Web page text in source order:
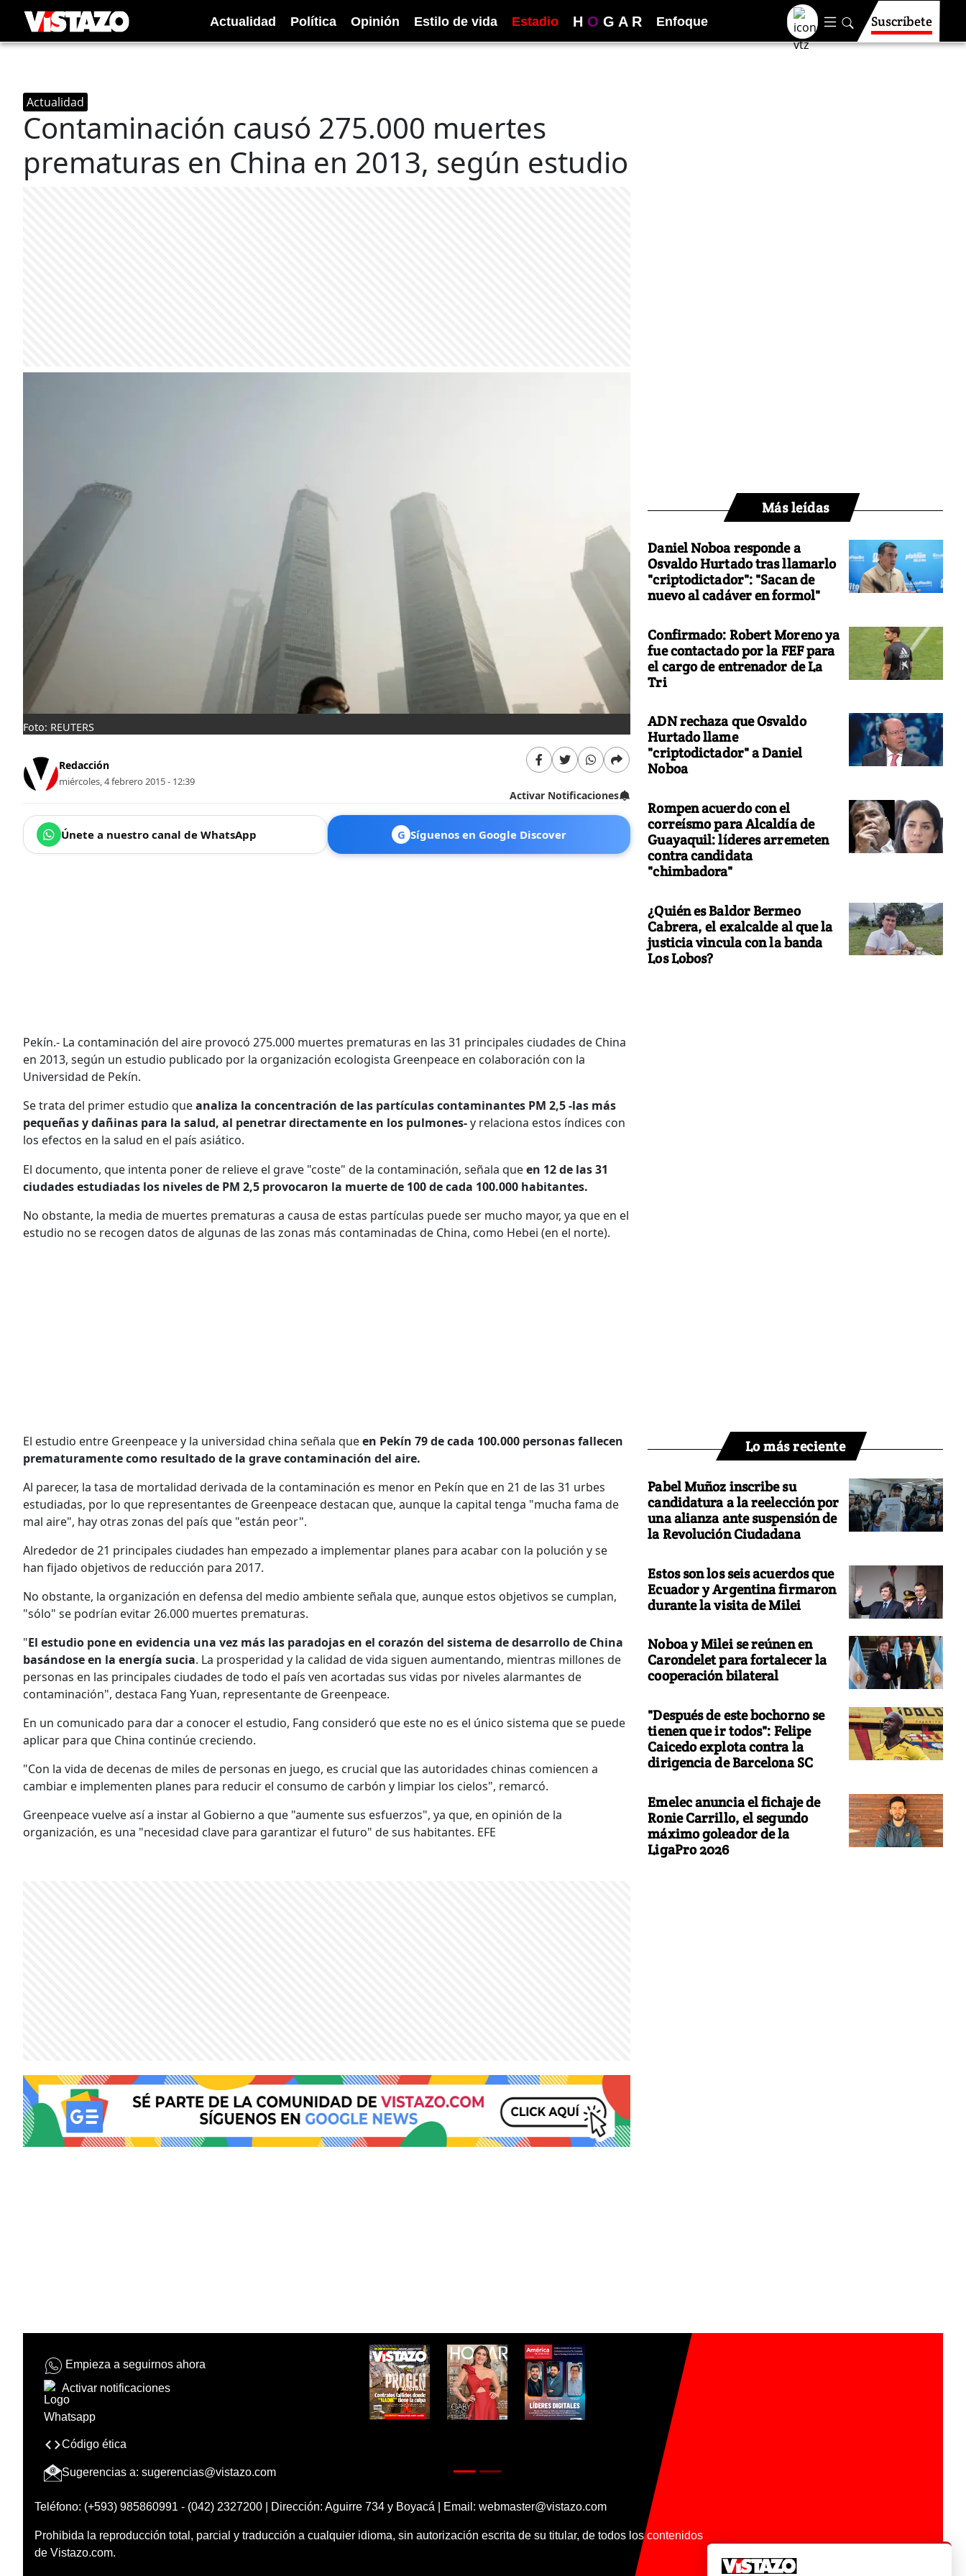
Actualidad Política Opinión Estilo de vida Estadio H O G A R Enfoque Suscríbete
Actualidad
Contaminación causó 275.000 muertes
prematuras en China en 2013, según estudio
Foto: REUTERS
Redacción
miércoles, 4 febrero 2015 - 12:39
Activar Notificaciones
Únete a nuestro canal de WhatsApp G Síguenos en Google Discover
Pekín.- La contaminación del aire provocó 275.000 muertes prematuras en las 31 principales ciudades de China
en 2013, según un estudio publicado por la organización ecologista Greenpeace en colaboración con la
Universidad de Pekín.
Se trata del primer estudio queanaliza la concentración de las partículas contaminantes PM 2,5 -las más
pequeñas y dañinas para la salud, al penetrar directamente en los pulmones-y relaciona estos índices con
los efectos en la salud en el país asiático.
El documento, que intenta poner de relieve el grave "coste" de la contaminación, señala queen 12 de las 31
ciudades estudiadas los niveles de PM 2,5 provocaron la muerte de 100 de cada 100.000 habitantes.
No obstante, la media de muertes prematuras a causa de estas partículas puede ser mucho mayor, ya que en el
estudio no se recogen datos de algunas de las zonas más contaminadas de China, como Hebei (en el norte).
El estudio entre Greenpeace y la universidad china señala queen Pekín 79 de cada 100.000 personas fallecen
prematuramente como resultado de la grave contaminación del aire.
Al parecer, la tasa de mortalidad derivada de la contaminación es menor en Pekín que en 21 de las 31 urbes
estudiadas, por lo que representantes de Greenpeace destacan que, aunque la capital tenga "mucha fama de
mal aire", hay otras zonas del país que "están peor".
Alrededor de 21 principales ciudades han empezado a implementar planes para acabar con la polución y se
han fijado objetivos de reducción para 2017.
No obstante, la organización en defensa del medio ambiente señala que, aunque estos objetivos se cumplan,
"sólo" se podrían evitar 26.000 muertes prematuras.
"El estudio pone en evidencia una vez más las paradojas en el corazón del sistema de desarrollo de China
basándose en la energía sucia. La prosperidad y la calidad de vida siguen aumentando, mientras millones de
personas en las principales ciudades de todo el país ven acortadas sus vidas por niveles alarmantes de
contaminación", destaca Fang Yuan, representante de Greenpeace.
En un comunicado para dar a conocer el estudio, Fang consideró que este no es el único sistema que se puede
aplicar para que China continúe creciendo.
"Con la vida de decenas de miles de personas en juego, es crucial que las autoridades chinas comiencen a
cambiar e implementen planes para reducir el consumo de carbón y limpiar los cielos", remarcó.
Greenpeace vuelve así a instar al Gobierno a que "aumente sus esfuerzos", ya que, en opinión de la
organización, es una "necesidad clave para garantizar el futuro" de sus habitantes. EFE
Más leídas
Daniel Noboa responde a
Osvaldo Hurtado tras llamarlo
"criptodictador": "Sacan de
nuevo al cadáver en formol"
Confirmado: Robert Moreno ya
fue contactado por la FEF para
el cargo de entrenador de La
Tri
ADN rechaza que Osvaldo
Hurtado llame
"criptodictador" a Daniel
Noboa
Rompen acuerdo con el
correísmo para Alcaldía de
Guayaquil: líderes arremeten
contra candidata
"chimbadora"
¿Quién es Baldor Bermeo
Cabrera, el exalcalde al que la
justicia vincula con la banda
Los Lobos?
Lo más reciente
Pabel Muñoz inscribe su
candidatura a la reelección por
una alianza ante suspensión de
la Revolución Ciudadana
Estos son los seis acuerdos que
Ecuador y Argentina firmaron
durante la visita de Milei
Noboa y Milei se reúnen en
Carondelet para fortalecer la
cooperación bilateral
"Después de este bochorno se
tienen que ir todos": Felipe
Caicedo explota contra la
dirigencia de Barcelona SC
Emelec anuncia el fichaje de
Ronie Carrillo, el segundo
máximo goleador de la
LigaPro 2026
Empieza a seguirnos ahora
Activar notificaciones
Código ética
Sugerencias a: sugerencias@vistazo.com
Teléfono: (+593) 985860991 - (042) 2327200 | Dirección: Aguirre 734 y Boyacá | Email: webmaster@vistazo.com
Prohibida la reproducción total, parcial y traducción a cualquier idioma, sin autorización escrita de su titular, de todos los contenidos
de Vistazo.com.